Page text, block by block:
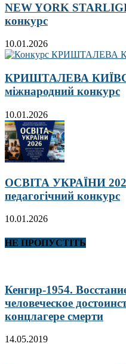
NEW YORK
конкурс
10.01.2026
КРИШТАЛЕВА
міжнародний конкурс
10.01.2026
ОСВІТА УКРАЇНИ
педагогічний конкурс
10.01.2026
НЕ ПРОПУСТІТЬ
Кенгир-1954.
человеческое
концлагере смерти
14.05.2019